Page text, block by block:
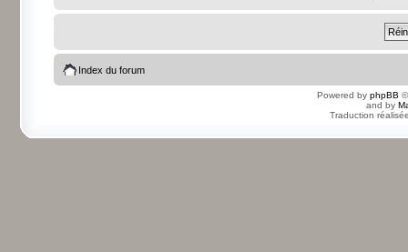
Index du forum
Powered by phpBB
and by
Traduction